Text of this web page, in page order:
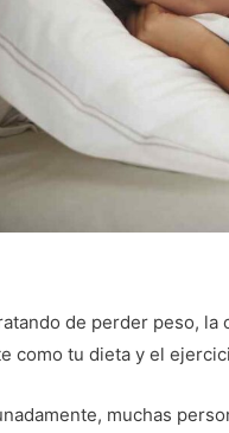
de perder peso,
como tu dieta y el
muchas